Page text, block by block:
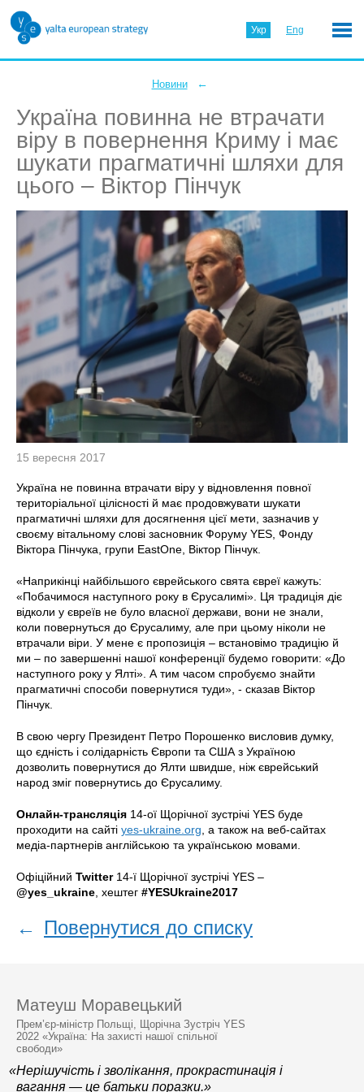
Укр Eng
Новини ←
Україна повинна не втрачати
віру в повернення Криму і має
шукати прагматичні шляхи для
цього – Віктор Пінчук
15 вересня 2017
Україна не повинна втрачати віру у відновлення повної
територіальної цілісності й має продовжувати шукати
прагматичні шляхи для досягнення цієї мети, зазначив у
своєму вітальному слові засновник Форуму YES, Фонду
Віктора Пінчука, групи EastOne, Віктор Пінчук.
«Наприкінці найбільшого єврейського свята євреї кажуть:
«Побачимося наступного року в Єрусалимі». Ця традиція діє
відколи у євреїв не було власної держави, вони не знали,
коли повернуться до Єрусалиму, але при цьому ніколи не
втрачали віри. У мене є пропозиція – встановімо традицію й
ми – по завершенні нашої конференції будемо говорити: «До
наступного року у Ялті». А тим часом спробуємо знайти
прагматичні способи повернутися туди», - сказав Віктор
Пінчук.
В свою чергу Президент Петро Порошенко висловив думку,
що єдність і солідарність Європи та США з Україною
дозволить повернутися до Ялти швидше, ніж єврейський
народ зміг повернутись до Єрусалиму.
Онлайн-трансляція 14-ої Щорічної зустрічі YES буде
проходити на сайті yes-ukraine.org , а також на веб-сайтах
медіа-партнерів англійською та українською мовами.
Офіційний Twitter 14-ї Щорічної зустрічі YES –
@yes_ukraine , хештег #YESUkraine2017
← Повернутися до списку
Матеуш Моравецький
Прем’єр-міністр Польщі, Щорічна Зустріч YES
2022 «Україна: На захисті нашої спільної
свободи»
«Нерішучість і зволікання, прокрастинація і
вагання — це батьки поразки.»